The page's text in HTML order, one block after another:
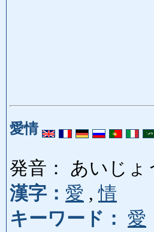
愛情
発音： あいじょ
漢字： 愛 ,情
キーワード：
愛